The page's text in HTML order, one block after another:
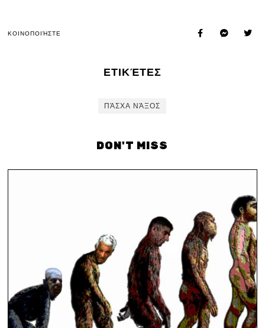
ΚΟΙΝΟΠΟΙΉΣΤΕ
ΕΤΙΚΈΤΕΣ
ΠΆΣΧΑ ΝΆΞΟΣ
DON'T MISS